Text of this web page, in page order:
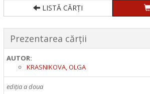
LISTĂ CĂRȚI
Prezentarea cărții
AUTOR:
KRASNIKOVA, OLGA
ediția a doua